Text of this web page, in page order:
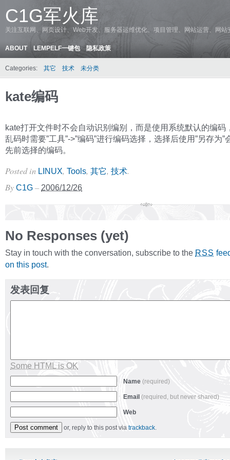
C1G军火库
关注互联网、网页设计、Web开发、服务器运维优化、项目管理、网站运营、网
ABOUT LEMPELF一键包 隐私政策
Categories: 其它 技术 未分类
kate编码
kate打开文件时不会自动识别编别，而是使用系统默认的编码
乱码时需要”工具”->”编码”进行编码选择，选择后使用”另存为”
先前选择的编码。
Posted in LINUX, Tools, 其它, 技术.
By C1G – 2006/12/26
No Responses (yet)
Stay in touch with the conversation, subscribe to the RSS
on this post.
发表回复
Some HTML is OK
Name (required)
Email (required, but never shared)
Web
or, reply to this post via trackback.